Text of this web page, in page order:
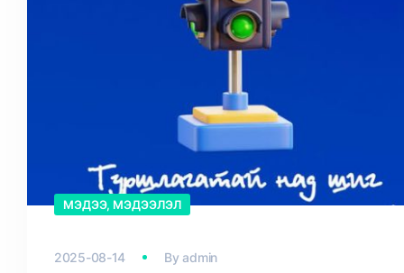
МЭДЭЭ, МЭДЭЭЛЭЛ
2025-08-14 Byadmin